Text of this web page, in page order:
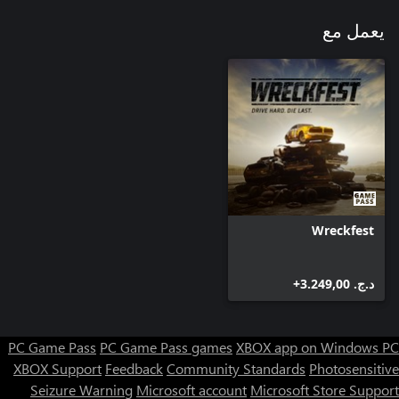
يعمل مع
Wreckfest
د.ج.‏ 3.249,00+
PC Game Pass PC Game Pass games XBOX app on Windows PC
XBOX Support FeedbackCommunity Standards Photosensitive
Seizure Warning Microsoft account Microsoft Store Support